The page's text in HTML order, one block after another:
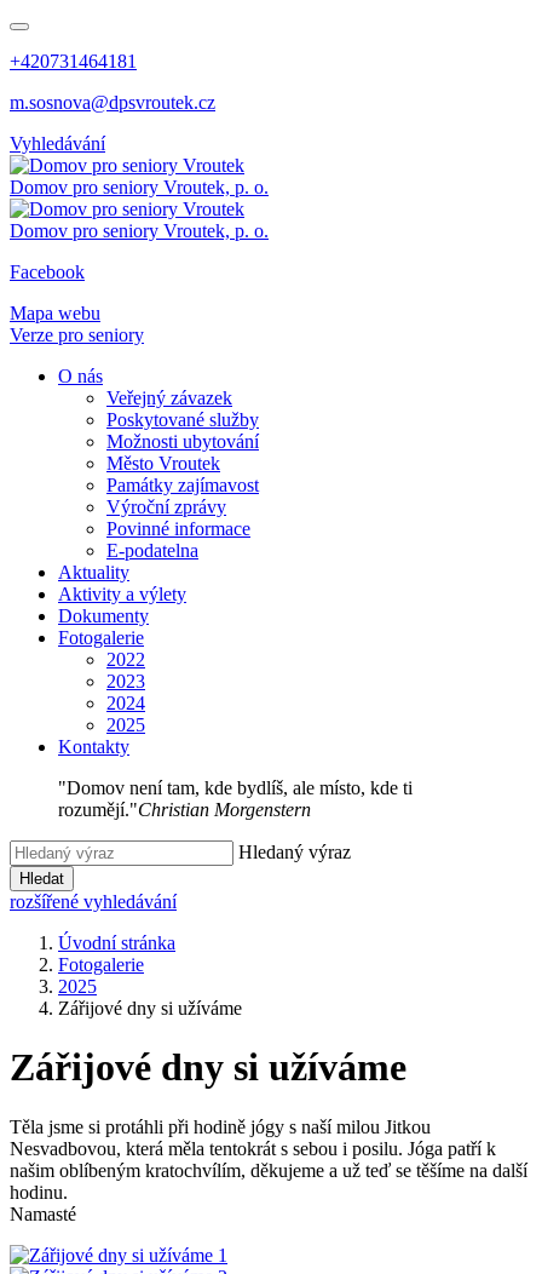
+420731464181
m.sosnova@dpsvroutek.cz
Vyhledávání
Domov pro seniory Vroutek, p. o.
Domov pro seniory Vroutek, p. o.
Facebook
Mapa webu
Verze pro seniory
O nás
Veřejný závazek
Poskytované služby
Možnosti ubytování
Město Vroutek
Památky zajímavost
Výroční zprávy
Povinné informace
E-podatelna
Aktuality
Aktivity a výlety
Dokumenty
Fotogalerie
2022
2023
2024
2025
Kontakty
"Domov není tam, kde bydlíš, ale místo, kde ti
rozumějí."Christian Morgenstern
Hledaný výraz
Hledat
rozšířené vyhledávání
Úvodní stránka
Fotogalerie
2025
Zářijové dny si užíváme
Zářijové dny si užíváme
Těla jsme si protáhli při hodině jógy s naší milou Jitkou
Nesvadbovou, která měla tentokrát s sebou i posilu. Jóga patří k
našim oblíbeným kratochvílím, děkujeme a už teď se těšíme na další
hodinu.
Namasté